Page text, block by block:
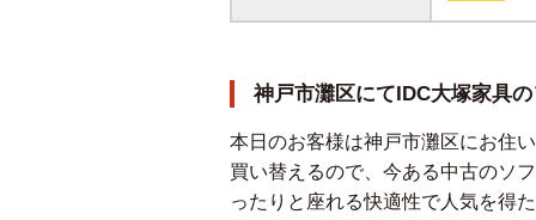
神戸市灘区にてIDC大塚家具
本日のお客様は神戸市灘区にお住
買い替えるので、今ある中古のソ
ったりと座れる快適性で人気を得